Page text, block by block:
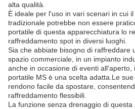
alta qualità.
È ideale per l'uso in vari scenari in cui
tradizionale potrebbe non essere
portatile di questa apparecchiatura lo
raffreddamento spot in diversi luoghi.
Sia che abbiate bisogno di raffreddare
spazio commerciale, in un impianto
anche in occasione di eventi all'aperto,
portatile MS è una scelta adatta.Le
rendono facile da spostare,
raffreddamento flessibili.
La funzione senza drenaggio di